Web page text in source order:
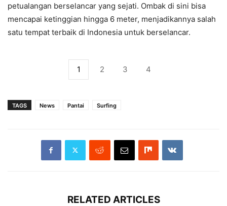
petualangan berselancar yang sejati. Ombak di sini bisa
mencapai ketinggian hingga 6 meter, menjadikannya salah
satu tempat terbaik di Indonesia untuk berselancar.
1 2 3 4
TAGS News Pantai Surfing
RELATED ARTICLES